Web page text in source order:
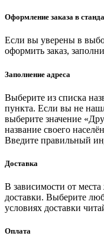
Оформление заказа в
Если вы уверены в
оформить заказ,
Заполнение адреса
Выберите из списка
пункта. Если вы не
выберите значение
название своего
Введите правильный
Доставка
В зависимости от
доставки. Выберите
условиях доставки
Оплата